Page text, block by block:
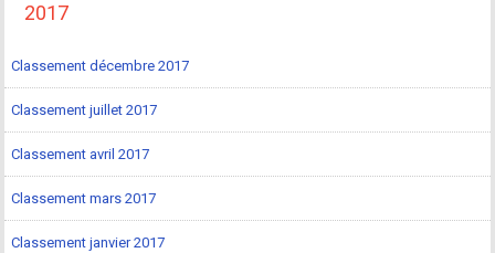
2017
Classement décembre 2017
Classement juillet 2017
Classement avril 2017
Classement mars 2017
Classement janvier 2017